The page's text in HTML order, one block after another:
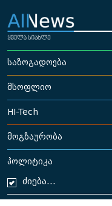
საზოგადოება
მსოფლიო
HI-Tech
მოგზაურობა
პოლიტიკა